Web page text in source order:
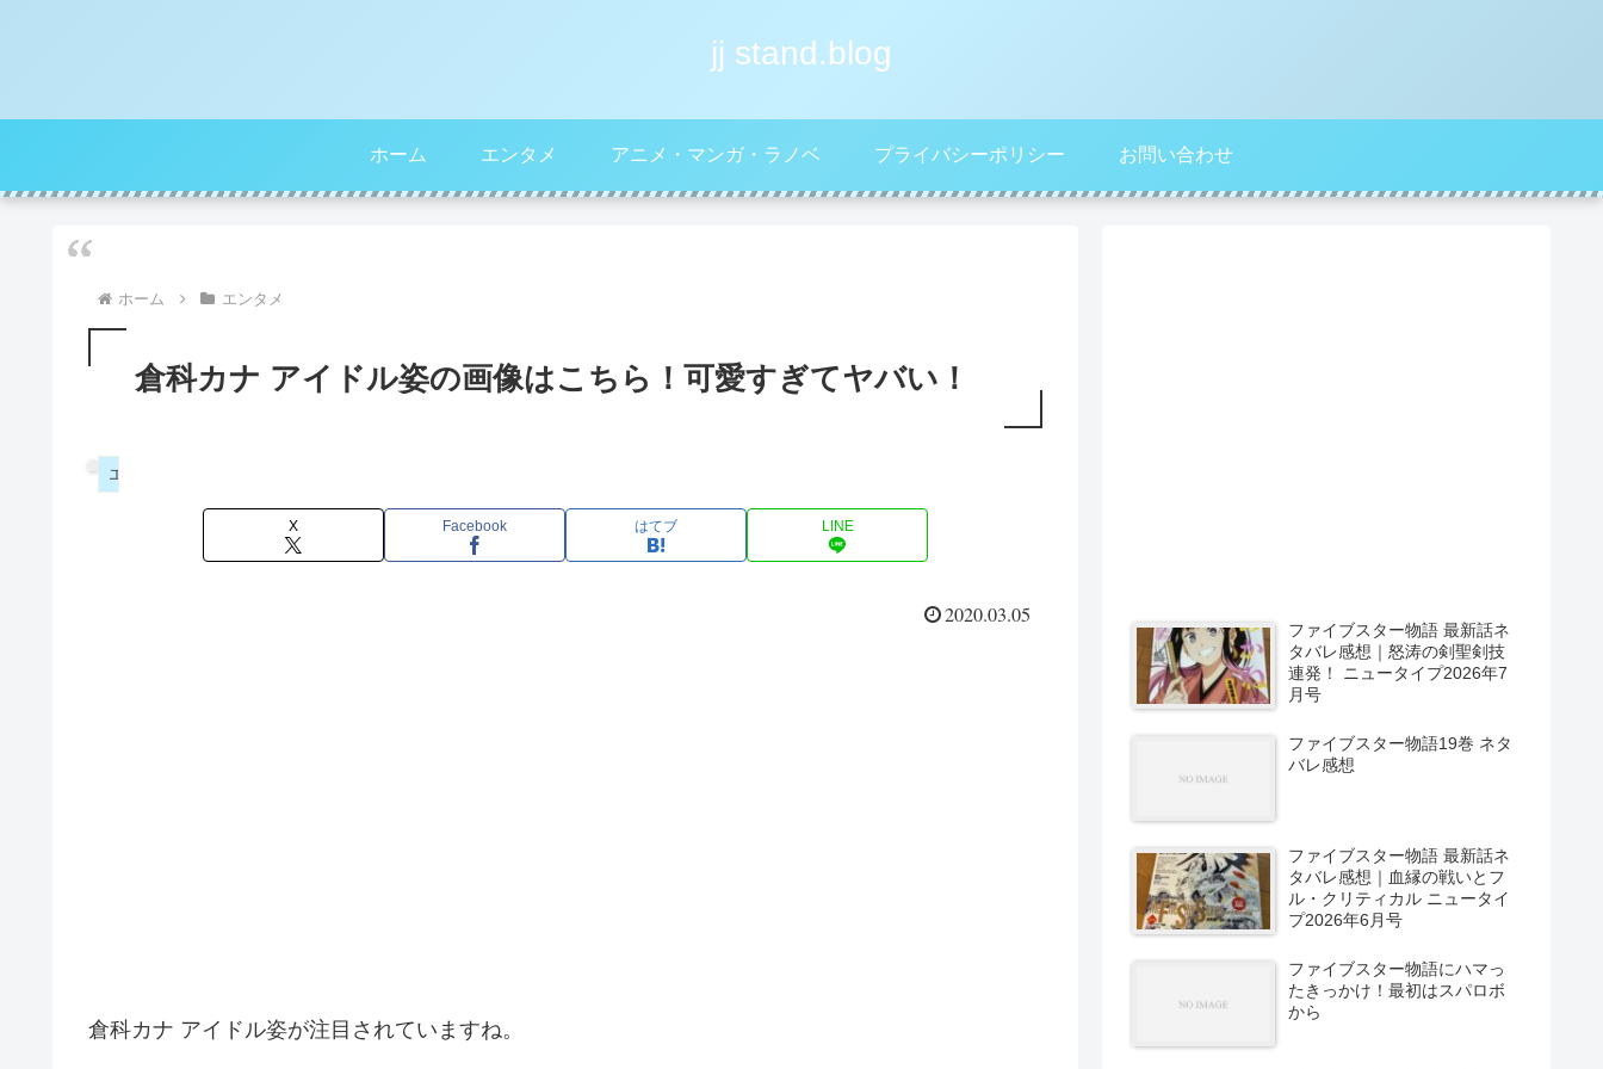
jj stand.blog
ホーム エンタメ アニメ・マンガ・ラノベ プライバシーポリシー お問い合わせ
ホーム エンタメ
倉科カナ アイドル姿の画像はこちら！可愛すぎてヤバい！
エンタメ
X Facebook はてブ LINE
2020.03.05
倉科カナ アイドル姿が注目されていますね。
ファイブスター物語 最新話ネ
タバレ感想｜怒涛の剣聖剣技
連発！ ニュータイプ2026年7
月号
ファイブスター物語19巻 ネタ
バレ感想
ファイブスター物語 最新話ネ
タバレ感想｜血縁の戦いとフ
ル・クリティカル ニュータイ
プ2026年6月号
ファイブスター物語にハマっ
たきっかけ！最初はスパロボ
から